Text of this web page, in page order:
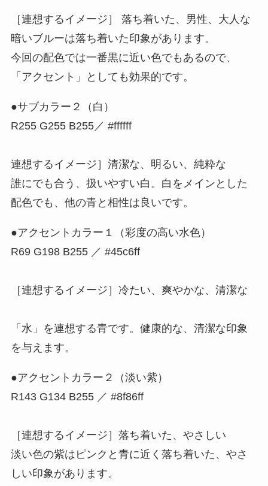
［連想するイメージ］ 落ち着いた、男性、大人な
暗いブルーは落ち着いた印象があります。
今回の配色では一番黒に近い色でもあるので、
「アクセント」としても効果的です。
●サブカラー２（白）
R255 G255 B255／ #ffffff
連想するイメージ］清潔な、明るい、純粋な
誰にでも合う、扱いやすい白。白をメインとした
配色でも、他の青と相性は良いです。
●アクセントカラー１（彩度の高い水色）
R69 G198 B255 ／ #45c6ff
［連想するイメージ］冷たい、爽やかな、清潔な
「水」を連想する青です。健康的な、清潔な印象
を与えます。
●アクセントカラー２（淡い紫）
R143 G134 B255 ／ #8f86ff
［連想するイメージ］落ち着いた、やさしい
淡い色の紫はピンクと青に近く落ち着いた、やさ
しい印象があります。